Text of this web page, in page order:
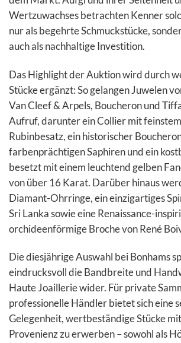
Wertzuwachses betrachten Kenner
nur als begehrte Schmuckstücke,
auch als nachhaltige Investition.
Das Highlight der Auktion wird durch
Stücke ergänzt: So gelangen Juwelen
Van Cleef & Arpels, Boucheron und
Aufruf, darunter ein Collier mit
Rubinbesatz, ein historischer
farbenprächtigen Saphiren und ein
besetzt mit einem leuchtend gelben
von über 16 Karat. Darüber hinaus
Diamant-Ohrringe, ein einzigartiges
Sri Lanka sowie eine Renaissance-
orchideenförmige Broche von René
Die diesjährige Auswahl bei Bonhams
eindrucksvoll die Bandbreite und
Haute Joaillerie wider. Für private
professionelle Händler bietet sich eine
Gelegenheit, wertbeständige Stücke
Provenienz zu erwerben – sowohl als